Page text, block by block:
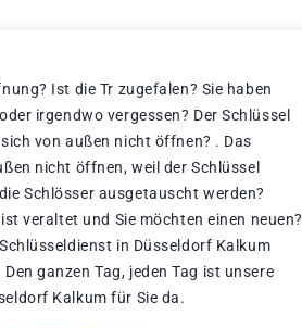
Ist die Tr zugefalen? Sie haben
irgendwo vergessen? Der Schlüssel
von außen nicht öffnen? . Das
nicht öffnen, weil der Schlüssel
Schlösser ausgetauscht werden?
veraltet und Sie möchten einen neuen?
in Düsseldorf Kalkum
ganzen Tag, jeden Tag ist unsere
Kalkum für Sie da.